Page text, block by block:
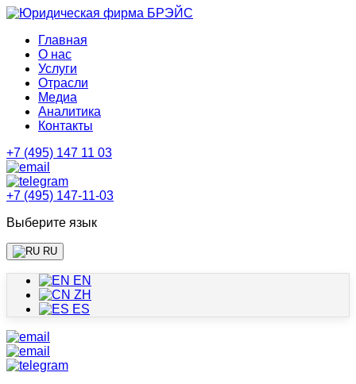
Главная
О нас
Услуги
Отрасли
Медиа
Аналитика
Контакты
+7 (495) 147 11 03
+7 (495) 147-11-03
Выберите язык
RU
EN
ZH
ES